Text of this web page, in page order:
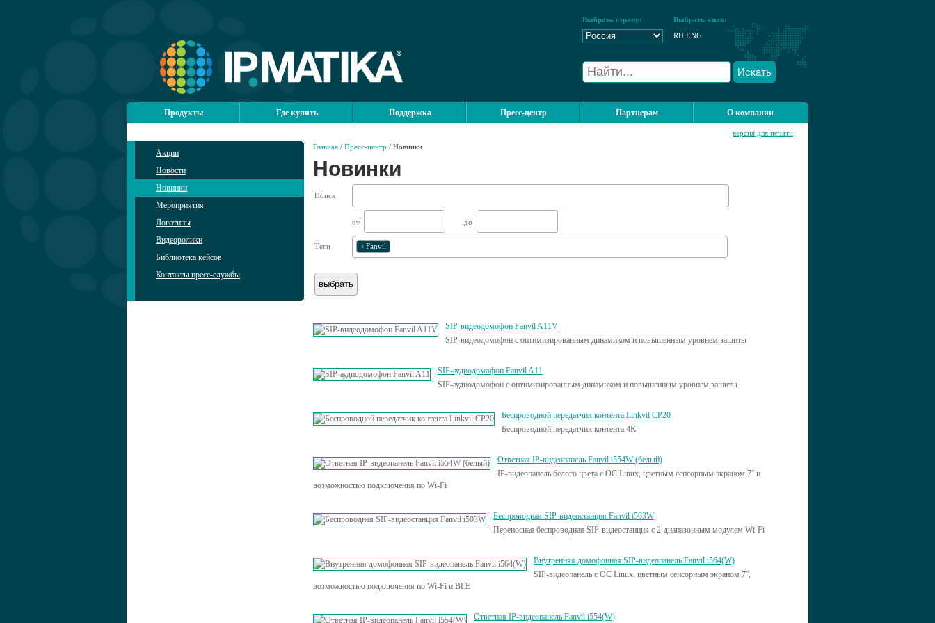
Выбрать страну:
Выбрать язык:
RU ENG
Искать
Продукты Где купить Поддержка Пресс-центр Партнерам О компании
Акции
Новости
Новинки
Мероприятия
Логотипы
Видеоролики
Библиотека кейсов
Контакты пресс-службы
Главная / Пресс-центр / Новинки
версия для печати
Новинки
Поиск
от до
Теги × Fanvil
SIP-видеодомофон Fanvil A11V
SIP-видеодомофон с оптимизированным динамиком и повышенным уровнем защиты
SIP-аудиодомофон Fanvil A11
SIP-аудиодомофон с оптимизированным динамиком и повышенным уровнем защиты
Беспроводной передатчик контента Linkvil CP20
Беспроводной передатчик контента 4K
Ответная IP-видеопанель Fanvil i554W (белый)
IP-видеопанель белого цвета с ОС Linux, цветным сенсорным экраном 7'' и
возможностью подключения по Wi-Fi
Беспроводная SIP-видеостанция Fanvil i503W
Переносная беспроводная SIP-видеостанция с 2-диапазонным модулем Wi-Fi
Внутренняя домофонная SIP-видеопанель Fanvil i564(W)
SIP-видеопанель с ОС Linux, цветным сенсорным экраном 7'',
возможностью подключения по Wi-Fi и BLE
Ответная IP-видеопанель Fanvil i554(W)